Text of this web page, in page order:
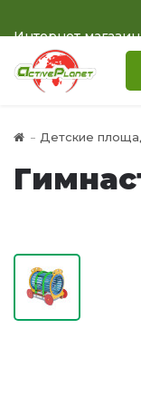
Интернет
Детские